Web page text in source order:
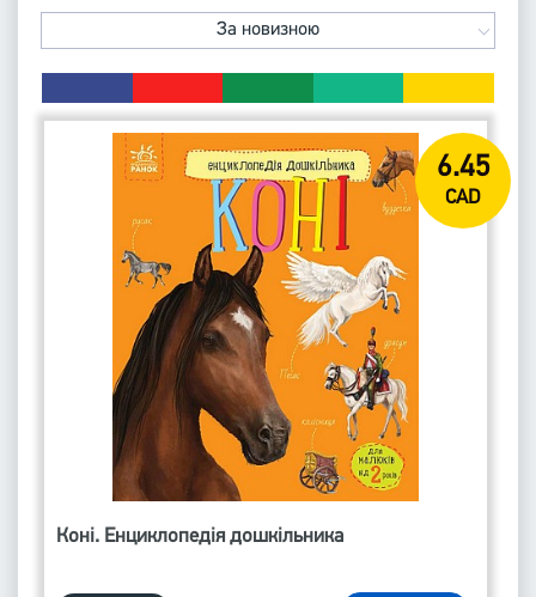
За новизною
6.45
CAD
Коні. Енциклопедія дошкільника